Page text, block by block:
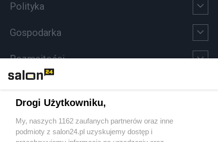
Polityka
Gospodarka
Rozmaitości
Sport
Społeczeństwo
Drogi Użytkowniku,
My, naszych 1162 zaufanych partnerów oraz inne
podmioty z salon24.pl uzyskujemy dostęp i